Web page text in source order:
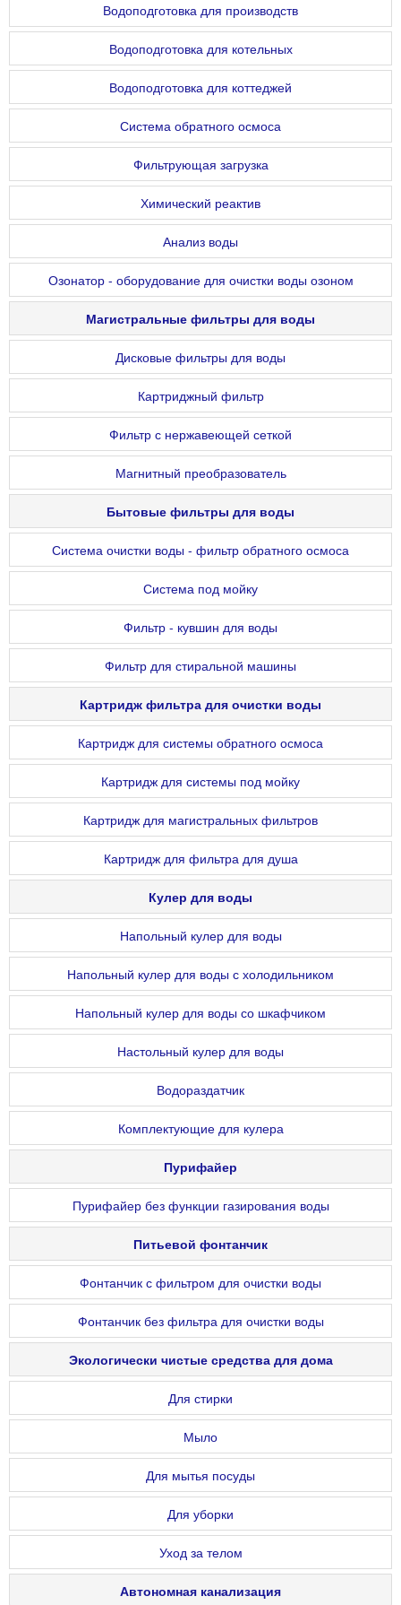
Водоподготовка для производств
Водоподготовка для котельных
Водоподготовка для коттеджей
Система обратного осмоса
Фильтрующая загрузка
Химический реактив
Анализ воды
Озонатор - оборудование для очистки воды озоном
Магистральные фильтры для воды
Дисковые фильтры для воды
Картриджный фильтр
Фильтр с нержавеющей сеткой
Магнитный преобразователь
Бытовые фильтры для воды
Система очистки воды - фильтр обратного осмоса
Система под мойку
Фильтр - кувшин для воды
Фильтр для стиральной машины
Картридж фильтра для очистки воды
Картридж для системы обратного осмоса
Картридж для системы под мойку
Картридж для магистральных фильтров
Картридж для фильтра для душа
Кулер для воды
Напольный кулер для воды
Напольный кулер для воды с холодильником
Напольный кулер для воды со шкафчиком
Настольный кулер для воды
Водораздатчик
Комплектующие для кулера
Пурифайер
Пурифайер без функции газирования воды
Питьевой фонтанчик
Фонтанчик с фильтром для очистки воды
Фонтанчик без фильтра для очистки воды
Экологически чистые средства для дома
Для стирки
Мыло
Для мытья посуды
Для уборки
Уход за телом
Автономная канализация